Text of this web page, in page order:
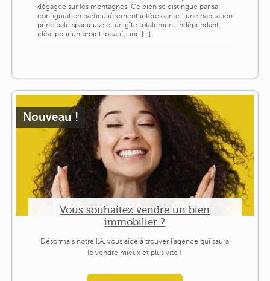
dégagée sur les montagnes. Ce bien se distingue par sa
configuration particulièrement intéressante : une habitation
principale spacieuse et un gîte totalement indépendant,
idéal pour un projet locatif, une [...]
Nouveau !
Vous souhaitez vendre un bien
immobilier ?
Désormais notre I.A. vous aide à trouver l'agence qui saura
le vendre mieux et plus vite !